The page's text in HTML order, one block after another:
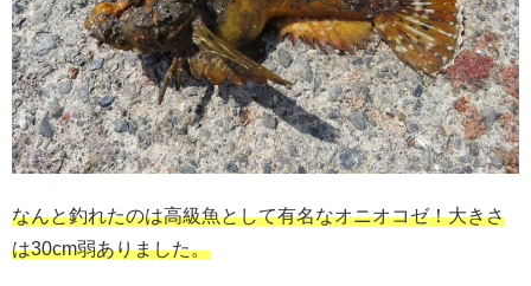
なんと釣れたのは高級魚として有名なオニオコゼ！大きさ
は30cm弱ありました。